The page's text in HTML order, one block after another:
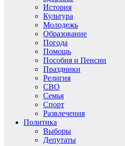
История
Культура
Молодежь
Образование
Погода
Помощь
Пособия и Пенсии
Праздники
Религия
СВО
Семья
Спорт
Развлечения
Политика
Выборы
Депутаты